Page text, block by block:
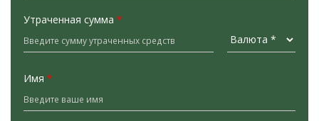
Утраченная сумма *
Имя *